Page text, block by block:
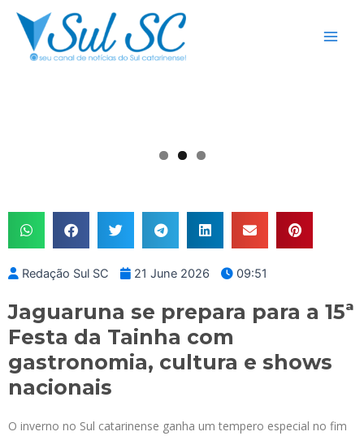
Skip
content
Redação Sul SC 21 June 2026 09:51
Jaguaruna se prepara para a 15ª
Festa da Tainha com
gastronomia, cultura e shows
nacionais
O inverno no Sul catarinense ganha um tempero especial no fim